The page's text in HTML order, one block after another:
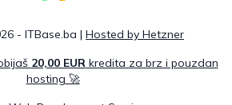
- ITBase.ba | Hosted by Hetzner
20,00 EURkredita za brz i pouzdan
hosting 🚀